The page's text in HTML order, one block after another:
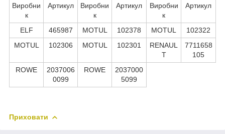
Виробни
к
Артикул
Виробни
к
Артикул
Виробни
к
Артикул
ELF 465987 MOTUL 102378 MOTUL
102322
MOTUL
102306 MOTUL 102301
RENAUL
T
7711658
105
ROWE
2037006
0099
ROWE
2037000
5099
Приховати